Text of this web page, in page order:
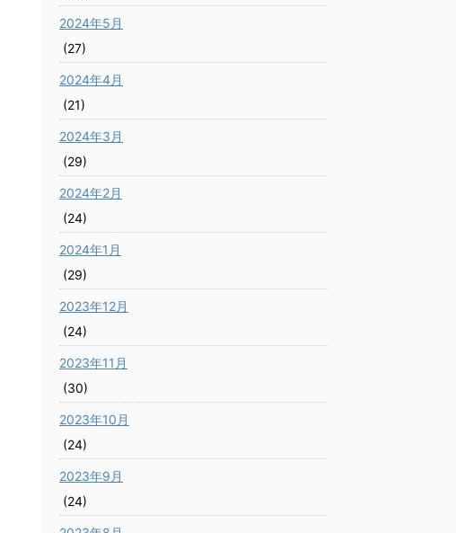
2024年5月
(27)
2024年4月
(21)
2024年3月
(29)
2024年2月
(24)
2024年1月
(29)
2023年12月
(24)
2023年11月
(30)
2023年10月
(24)
2023年9月
(24)